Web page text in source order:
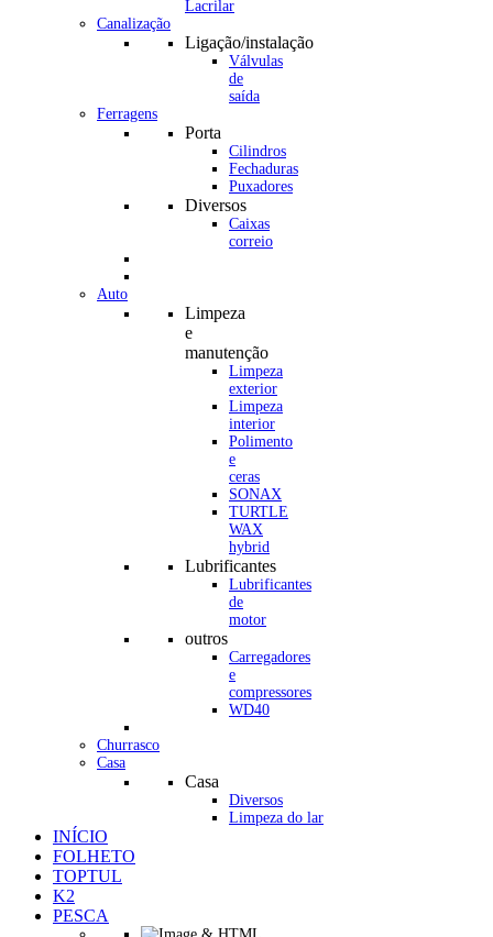
Canalização
Ligação/instalação
Válvulas
de
saída
Ferragens
Porta
Cilindros
Fechaduras
Puxadores
Diversos
Caixas
correio
Auto
Limpeza
e
manutenção
Limpeza
exterior
Limpeza
interior
Polimento
e
ceras
SONAX
TURTLE
WAX
hybrid
Lubrificantes
Lubrificantes
de
motor
outros
Carregadores
e
compressores
WD40
Churrasco
Casa
Casa
Diversos
Limpeza do lar
INÍCIO
FOLHETO
TOPTUL
K2
PESCA